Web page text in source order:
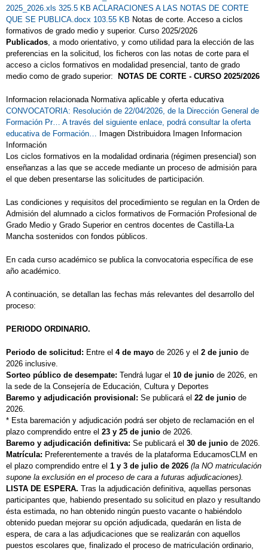
2025_2026.xls 325.5 KB ACLARACIONES A LAS NOTAS DE CORTE
QUE SE PUBLICA.docx 103.55 KB Notas de corte. Acceso a ciclos
formativos de grado medio y superior. Curso 2025/2026
Publicados, a modo orientativo, y como utilidad para la elección de las
preferencias en la solicitud, los ficheros con las notas de corte para el
acceso a ciclos formativos en modalidad presencial, tanto de grado
medio como de grado superior:
NOTAS DE CORTE - CURSO 2025/2026
Informacion relacionada Normativa aplicable y oferta educativa
CONVOCATORIA: Resolución de 22/04/2026, de la Dirección General de
Formación Pr… A través del siguiente enlace, podrá consultar la oferta
educativa de Formación… Imagen Distribuidora Imagen Informacion
Información
Los ciclos formativos en la modalidad ordinaria (régimen presencial) son
enseñanzas a las que se accede mediante un proceso de admisión para
el que deben presentarse las solicitudes de participación.
Las condiciones y requisitos del procedimiento se regulan en la Orden de
Admisión del alumnado a ciclos formativos de Formación Profesional de
Grado Medio y Grado Superior en centros docentes de Castilla-La
Mancha sostenidos con fondos públicos.
En cada curso académico se publica la convocatoria específica de ese
año académico.
A continuación, se detallan las fechas más relevantes del desarrollo del
proceso:
PERIODO ORDINARIO.
Periodo de solicitud: Entre el 4 de mayo de 2026 y el 2 de junio de
2026 inclusive.
Sorteo público de desempate: Tendrá lugar el 10 de junio de 2026, en
la sede de la Consejería de Educación, Cultura y Deportes
Baremo y adjudicación provisional: Se publicará el 22 de junio de
2026.
* Esta baremación y adjudicación podrá ser objeto de reclamación en el
plazo comprendido entre el 23 y 25 de junio de 2026.
Baremo y adjudicación definitiva: Se publicará el 30 de junio de 2026.
Matrícula: Preferentemente a través de la plataforma EducamosCLM en
el plazo comprendido entre el 1 y 3 de julio de 2026 (la NO matriculación
supone la exclusión en el proceso de cara a futuras adjudicaciones).
LISTA DE ESPERA. Tras la adjudicación definitiva, aquellas personas
participantes que, habiendo presentado su solicitud en plazo y resultando
ésta estimada, no han obtenido ningún puesto vacante o habiéndolo
obtenido puedan mejorar su opción adjudicada, quedarán en lista de
espera, de cara a las adjudicaciones que se realizarán con aquellos
puestos escolares que, finalizado el proceso de matriculación ordinario,